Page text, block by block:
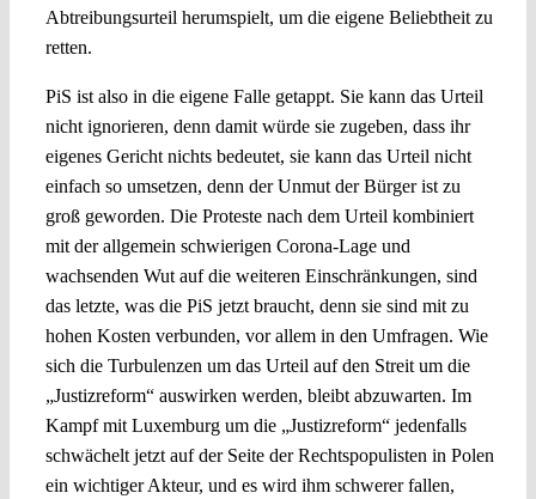
Abtreibungsurteil herumspielt, um die eigene Beliebtheit zu
retten.
PiS ist also in die eigene Falle getappt. Sie kann das Urteil
nicht ignorieren, denn damit würde sie zugeben, dass ihr
eigenes Gericht nichts bedeutet, sie kann das Urteil nicht
einfach so umsetzen, denn der Unmut der Bürger ist zu
groß geworden. Die Proteste nach dem Urteil kombiniert
mit der allgemein schwierigen Corona-Lage und
wachsenden Wut auf die weiteren Einschränkungen, sind
das letzte, was die PiS jetzt braucht, denn sie sind mit zu
hohen Kosten verbunden, vor allem in den Umfragen. Wie
sich die Turbulenzen um das Urteil auf den Streit um die
„Justizreform“ auswirken werden, bleibt abzuwarten. Im
Kampf mit Luxemburg um die „Justizreform“ jedenfalls
schwächelt jetzt auf der Seite der Rechtspopulisten in Polen
ein wichtiger Akteur, und es wird ihm schwerer fallen,